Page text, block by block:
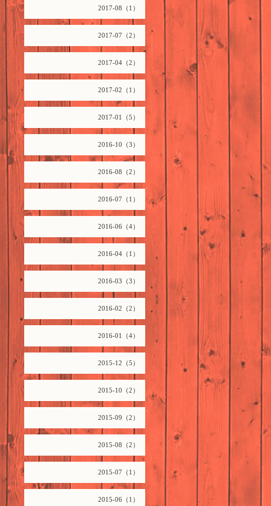
2017-08（1）
2017-07（2）
2017-04（2）
2017-02（1）
2017-01（5）
2016-10（3）
2016-08（2）
2016-07（1）
2016-06（4）
2016-04（1）
2016-03（3）
2016-02（2）
2016-01（4）
2015-12（5）
2015-10（2）
2015-09（2）
2015-08（2）
2015-07（1）
2015-06（1）